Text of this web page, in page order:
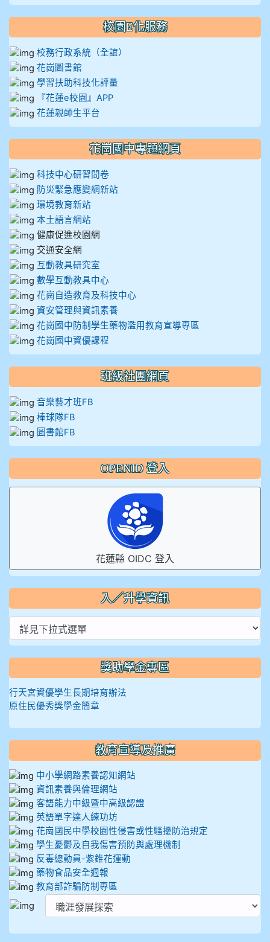
校園E化服務
校務行政系統（全誼）
花崗圖書館
學習扶助科技化評量
『花蓮e校園』APP
花蓮親師生平台
花崗國中專題網頁
科技中心研習問卷
防災緊急應變網新站
環境教育新站
本土語言網站
健康促進校園網
交通安全網
互動教具研究室
數學互動教具中心
花崗自造教育及科技中心
資安管理與資訊素養
花崗國中防制學生藥物濫用教育宣導專區
花崗國中資優課程
班級社團網頁
音樂藝才班FB
棒球隊FB
圖書館FB
OPENID 登入
花蓮縣 OIDC 登入
入／升學資訊
獎助學金專區
行天宮資優學生長期培育辦法
原住民優秀獎學金簡章
教育宣導及推廣
中小學網路素養認知網站
資訊素養與倫理網站
客語能力中級暨中高級認證
英語單字達人練功坊
花崗國民中學校園性侵害或性騷擾防治規定
學生憂鬱及自我傷害預防與處理機制
反毒總動員-紫錐花運動
藥物食品安全週報
教育部詐騙防制專區